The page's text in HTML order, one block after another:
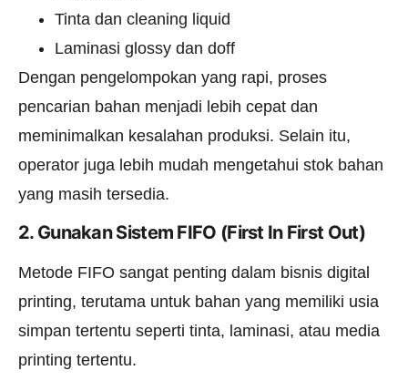
Tinta dan cleaning liquid
Laminasi glossy dan doff
Dengan pengelompokan yang rapi, proses
pencarian bahan menjadi lebih cepat dan
meminimalkan kesalahan produksi. Selain itu,
operator juga lebih mudah mengetahui stok bahan
yang masih tersedia.
2. Gunakan Sistem FIFO (First In First Out)
Metode FIFO sangat penting dalam bisnis digital
printing, terutama untuk bahan yang memiliki usia
simpan tertentu seperti tinta, laminasi, atau media
printing tertentu.